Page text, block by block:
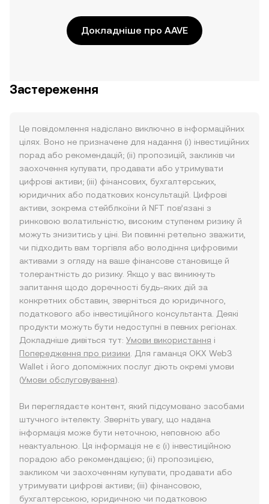
Докладніше про AAVE
Застереження
Це повідомлення надіслано виключно в інформаційних
цілях. Воно не призначене для надання (i) інвестиційних
порад або рекомендацій; (ii) пропозицій, закликів чи
заохочення купувати, продавати або утримувати
цифрові активи; (iii) фінансових, бухгалтерських,
юридичних або податкових консультацій. Цифрові
активи, зокрема стейблкоїни й NFT пов’язані з
ринковою волатильністю, високим ступенем ризику й
можуть знизитись у ціні. Ви повинні ретельно зважити,
чи підходить вам торгівля або володіння цифровими
активами з огляду на ваше фінансове становище й
толерантність до ризику. Якщо у вас виникнуть
запитання щодо доречності будь-яких дій за
конкретних обставин, зверніться до юридичного,
податкового або інвестиційного консультанта. Деякі
продукти можуть бути недоступні в певних регіонах.
Докладніше дивіться тут: Умови використання і
Попередження про ризики . Для гаманця OKX Web3
Wallet і його допоміжних послуг діють окремі умови
(Умови обслуговування).
Ви переглядаєте контент, який підсумовано засобами
штучного інтелекту. Зверніть увагу, що надана
інформація може бути неточною, неповною або
неактуальною. Ця інформація не є (i) інвестиційною
порадою або рекомендацією; (ii) пропозицією,
закликом чи заохоченням купувати, продавати або
утримувати цифрові активи; (iii) фінансовою,
бухгалтерською, юридичною чи податковою